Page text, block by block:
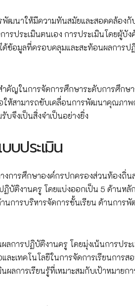
ฒนาให้มีความทันสมัยและสอดคล้องกั
รประเมินตนเอง การประเมินโดยผู้บั
ด้ข้อมูลที่ครอบคลุมและสะท้อนผลการ
ญในการจัดการศึกษาระดับการศึกษ
ห้สามารถขับเคลื่อนการพัฒนาคุณภา
จึงเป็นสิ่งจำเป็นอย่างยิ่ง
บประเมิน
การศึกษาองค์กรปกครองส่วนท้องถิ่น
ติงานครู โดยแบ่งออกเป็น 5 ด้านหลั
นการบริหารจัดการชั้นเรียน ด้านการ
การปฏิบัติงานครู โดยมุ่งเน้นการประ
ะเทคโนโลยีในการจัดการเรียนการส
ผลการเรียนรู้ที่เหมาะสมกับเป้าหมาย